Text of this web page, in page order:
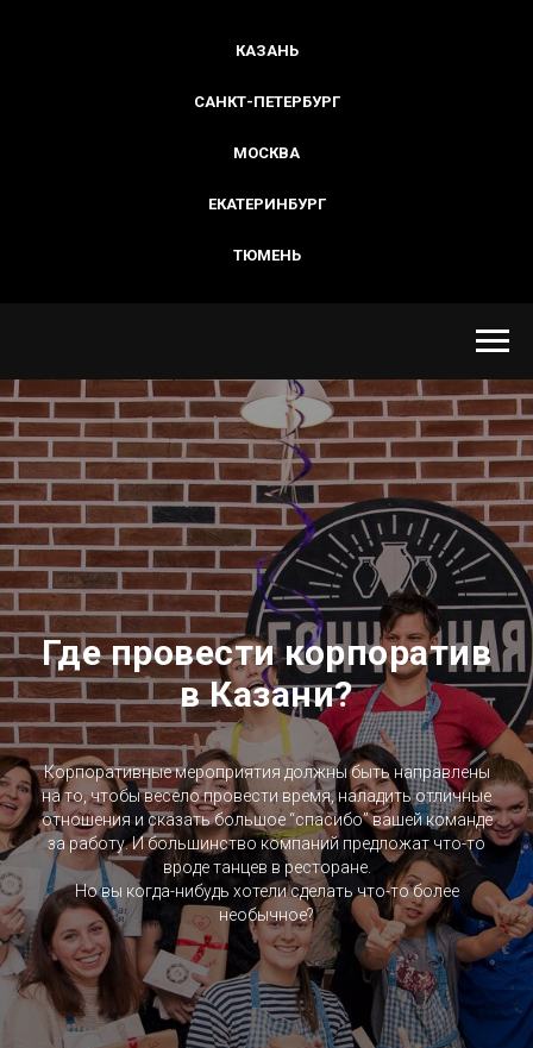
КАЗАНЬ
САНКТ-ПЕТЕРБУРГ
МОСКВА
ЕКАТЕРИНБУРГ
ТЮМЕНЬ
Где провести корпоратив
в Казани?
Корпоративные мероприятия должны быть направлены
на то, чтобы весело провести время, наладить отличные
отношения и сказать большое “спасибо” вашей команде
за работу. И большинство компаний предложат что-то
вроде танцев в ресторане.
Но вы когда-нибудь хотели сделать что-то более
необычное?